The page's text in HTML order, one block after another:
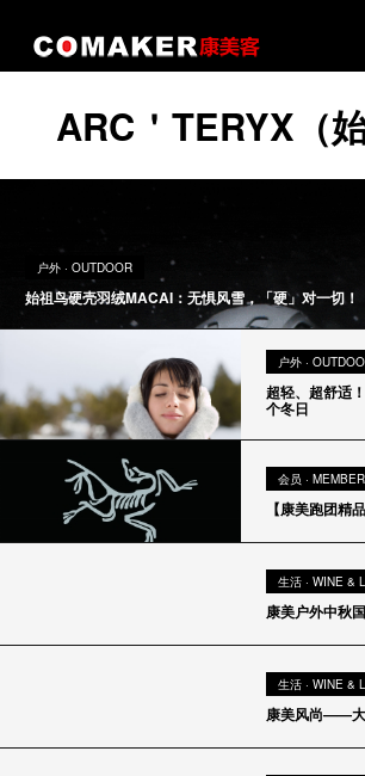
首页 · Home
户外 · Outdoor
旅行 · Travel & Adventures
|
生活 · Wine & Lifestyle
|
会员 · Membership
ARC＇TERYX（始
户外 · OUTDOOR
始祖鸟硬壳羽绒MACAI：无惧风雪，「硬」对一切！
户外 ·
超轻、超舒适
个冬日
会员 ·
【康美跑团精
生活 · WINE &
康美户外中秋
生活 · WINE &
康美风尚——